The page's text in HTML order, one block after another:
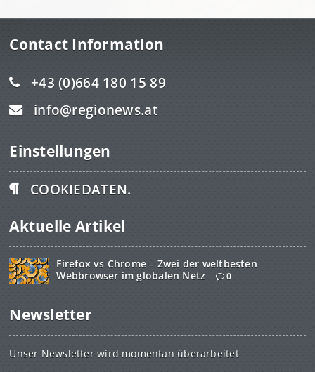
Contact Information
+43 (0)664 180 15 89
info@regionews.at
Einstellungen
COOKIEDATEN.
Aktuelle Artikel
Firefox vs Chrome – Zwei der weltbesten
Webbrowser im globalen Netz
0
Newsletter
Unser Newsletter wird momentan überarbeitet